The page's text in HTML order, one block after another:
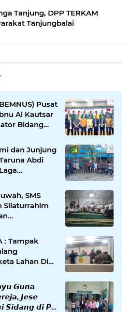
Tanjung, DPP TERKAM
Tanjungbalai
Pusat
Al Kautsar
Bidang
dan Junjung
Abdi
Voli Putra
SMS
Silaturrahim
Utara di
: Tampak
Lahan Di
𝙂𝙪𝙣𝙖
𝙅𝙚𝙨𝙚
𝙎𝙞𝙙𝙖𝙣𝙜 𝙙𝙞 𝙋𝙉